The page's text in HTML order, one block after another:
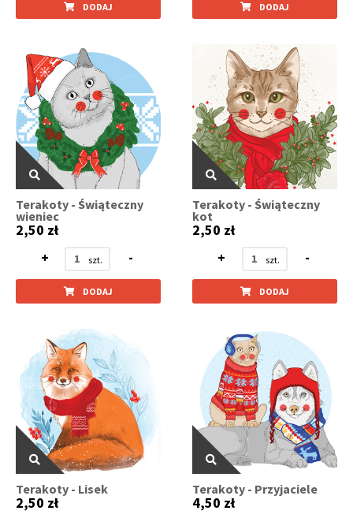
DODAJ DODAJ
Terakoty - Świąteczny
wieniec
2,50 zł
+
-
DODAJ
Terakoty - Świąteczny
kot
2,50 zł
+
-
DODAJ
Terakoty - Lisek
2,50 zł
Terakoty - Przyjaciele
4,50 zł